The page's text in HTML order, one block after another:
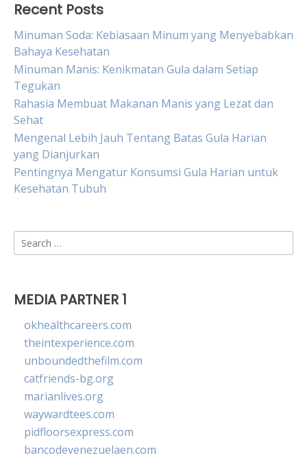
Recent Posts
Minuman Soda: Kebiasaan Minum yang Menyebabkan
Bahaya Kesehatan
Minuman Manis: Kenikmatan Gula dalam Setiap
Tegukan
Rahasia Membuat Makanan Manis yang Lezat dan
Sehat
Mengenal Lebih Jauh Tentang Batas Gula Harian
yang Dianjurkan
Pentingnya Mengatur Konsumsi Gula Harian untuk
Kesehatan Tubuh
Search
for:
MEDIA PARTNER 1
okhealthcareers.com
theintexperience.com
unboundedthefilm.com
catfriends-bg.org
marianlives.org
waywardtees.com
pidfloorsexpress.com
bancodevenezuelaen.com